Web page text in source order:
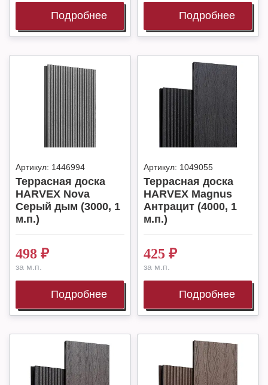
Подробнее Подробнее
Артикул: 1446994
Террасная доска
HARVEX Nova
Серый дым (3000, 1
м.п.)
498 ₽
за м.п.
Подробнее
Артикул: 1049055
Террасная доска
HARVEX Magnus
Антрацит (4000, 1
м.п.)
425 ₽
за м.п.
Подробнее